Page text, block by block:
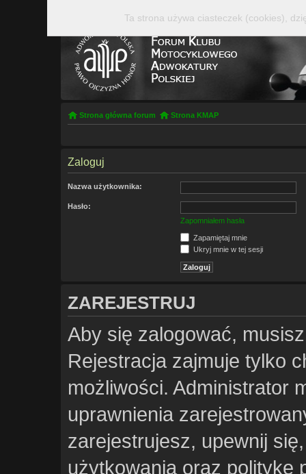
Strona główna forum Strona KMAP
Zaloguj
Nazwa użytkownika:
Hasło:
Zapomniałem hasła
Zapamiętaj mnie
Ukryj mnie w tej sesji
ZAREJESTRUJ
Aby się zalogować,
Rejestracja zajmuje tylko
możliwości. Administrator
uprawnienia
zarejestrujesz, upewnij
użytkowania oraz politykę
Ta strona używa ciasteczek (cookies),